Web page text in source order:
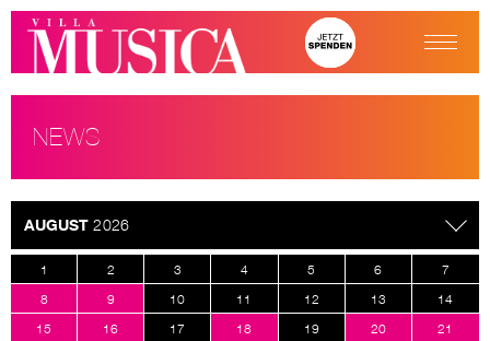
NEWS
AUGUST2026
1 2 3 4 5 6
7
8
9 10 11 12 13
14
15
16 17 18 19 20
21